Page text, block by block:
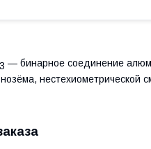
3 — бинарное соединение
нестехиометрической